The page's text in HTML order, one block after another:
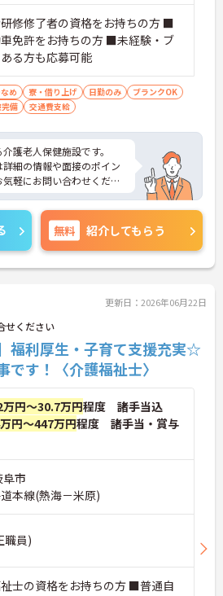
修修了者の資格をお持ちの方 ■
免許をお持ちの方 ■未経験・ブ
る方も応募可能
め 寮・借り上げ 日勤のみ
ブランクOK
備 交通費支給
護老人保健施設です。
細の情報や面接のポイン
軽にお問い合わせくださ
無料 紹介してもらう
更新日：2026年06月22日
ください
福利厚生・子育て支援充実☆
です！〈介護福祉士〉
万円～30.7万円程度 諸手当込
円～447万円程度 諸手当・賞与
阜市
本線(熱海－米原)
職員)
士の資格をお持ちの方 ■普通自